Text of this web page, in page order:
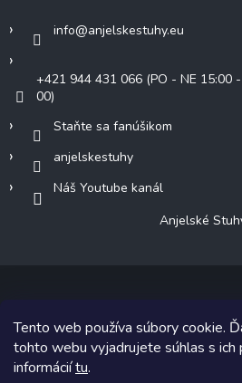
Tento web používa súbory cookie.
tohto webu vyjadrujete súhlas s ich
informáciítu.
info@anjelskestuhy.eu
+421 944 431 066 (PO - NE 15:00
00)
Staňte sa fanúšikom
anjelskestuhy
Náš Youtube kanál
Anjelské
Copyright 2026Anjelské Stuhy.
Grafický návrh vytvoril a na Shoptet